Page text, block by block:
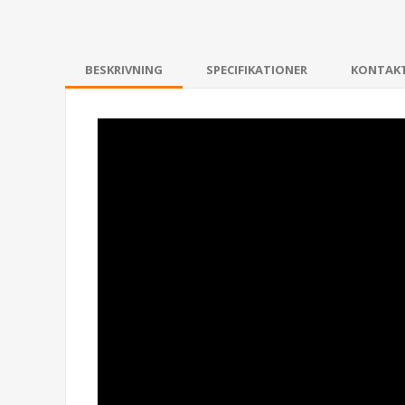
BESKRIVNING SPECIFIKATIONER